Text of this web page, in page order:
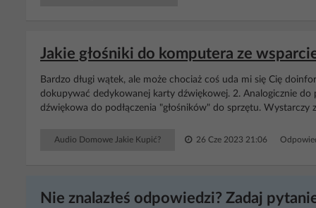
Jakie głośniki do komputera ze
Bardzo długi wątek, ale może chociaż coś uda mi się Cię
dokupywać dedykowanej karty dźwiękowej. 2. Analogicznie
dźwiękowa do podłączenia "głośników" do sprzętu.
Audio Domowe Jakie Kupić? 26 Cze 2023 21:06
Nie znalazłeś odpowiedzi? Zadaj